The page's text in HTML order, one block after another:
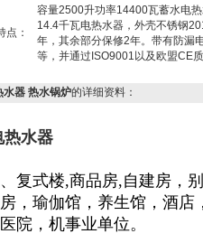
点：
容量2500升功率14400瓦蓄水电
14.4千瓦电热水器，外壳不锈钢
年，其余部分保修2年。带有防漏
等，并通过ISO9001以及欧盟CE质
器 热水锅炉的详细资料：
热水器
复式楼,商品房,自建房 ，
， 瑜伽馆， 养生馆，酒店
院，机事业单位。